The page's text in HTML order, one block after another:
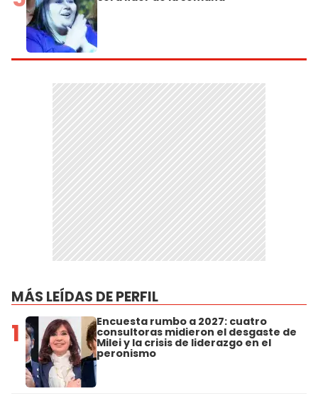
MÁS LEÍDAS DE PERFIL
1 Encuesta rumbo a 2027: cuatro
consultoras midieron el desgaste de
Milei y la crisis de liderazgo en el
peronismo